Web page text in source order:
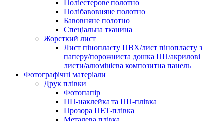
Поліестерове полотно
Полібавовняне полотно
Бавовняне полотно
Спеціальна тканина
Жорсткий лист
Лист пінопласту ПВХ/лист пінопласту з
паперу/порожниста дошка ПП/акрилові
листи/алюмінієва композитна панель
Фотографічні матеріали
Друк плівки
Фотопапір
ПП-наклейка та ПП-плівка
Прозора ПЕТ-плівка
Металева плівка